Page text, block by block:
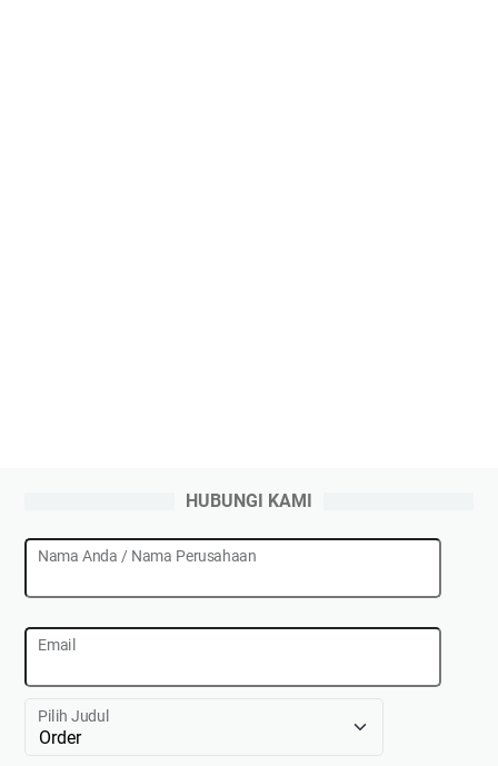
HUBUNGI KAMI
Nama Anda / Nama Perusahaan
Email
Pilih Judul